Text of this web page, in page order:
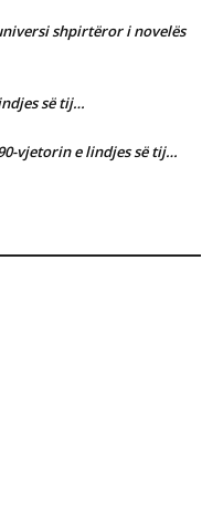
shpirtëror i novelës
së tij…
vjetorin e lindjes së tij…